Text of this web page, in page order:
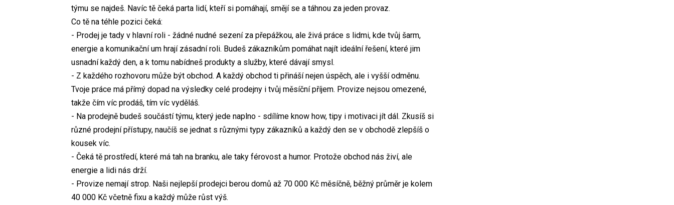
týmu se najdeš. Navíc tě čeká parta lidí, kteří si pomáhají, smějí se a táhnou za jeden provaz.
Co tě na téhle pozici čeká:
- Prodej je tady v hlavní roli - žádné nudné sezení za přepážkou, ale živá práce s lidmi, kde tvůj šarm,
energie a komunikační um hrají zásadní roli. Budeš zákazníkům pomáhat najít ideální řešení, které jim
usnadní každý den, a k tomu nabídneš produkty a služby, které dávají smysl.
- Z každého rozhovoru může být obchod. A každý obchod ti přináší nejen úspěch, ale i vyšší odměnu.
Tvoje práce má přímý dopad na výsledky celé prodejny i tvůj měsíční příjem. Provize nejsou omezené,
takže čím víc prodáš, tím víc vyděláš.
- Na prodejně budeš součástí týmu, který jede naplno - sdílíme know how, tipy i motivaci jít dál. Zkusíš si
různé prodejní přístupy, naučíš se jednat s různými typy zákazníků a každý den se v obchodě zlepšíš o
kousek víc.
- Čeká tě prostředí, které má tah na branku, ale taky férovost a humor. Protože obchod nás živí, ale
energie a lidi nás drží.
- Provize nemají strop. Naši nejlepší prodejci berou domů až 70 000 Kč měsíčně, běžný průměr je kolem
40 000 Kč včetně fixu a každý může růst výš.